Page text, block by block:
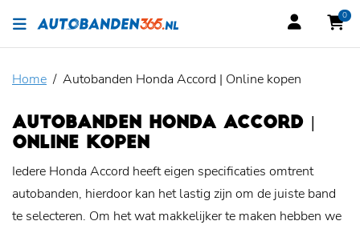
0
Home Autobanden Honda Accord | Online kopen
AUTOBANDEN HONDA ACCORD |
ONLINE KOPEN
Iedere Honda Accord heeft eigen specificaties omtrent
autobanden, hierdoor kan het lastig zijn om de juiste band
te selecteren. Om het wat makkelijker te maken hebben we